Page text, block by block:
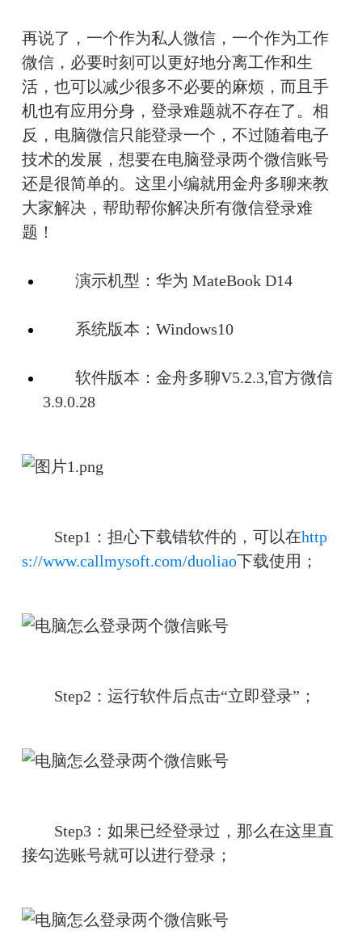
再说了，一个作为私人微信，一个作为工作
微信，必要时刻可以更好地分离工作和生
活，也可以减少很多不必要的麻烦，而且手
机也有应用分身，登录难题就不存在了。相
反，电脑微信只能登录一个，不过随着电子
技术的发展，想要在电脑登录两个微信账号
还是很简单的。这里小编就用金舟多聊来教
大家解决，帮助帮你解决所有微信登录难
题！
演示机型：华为 MateBook D14
系统版本：Windows10
软件版本：金舟多聊V5.2.3,官方微信
3.9.0.28
Step1：担心下载错软件的，可以在http
s://www.callmysoft.com/duoliao下载使用；
Step2：运行软件后点击“立即登录”；
Step3：如果已经登录过，那么在这里直
接勾选账号就可以进行登录；